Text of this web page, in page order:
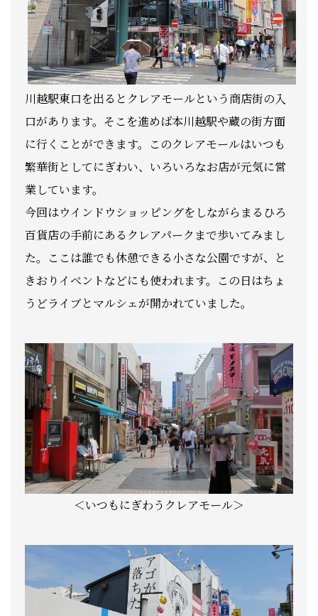
川越駅東口を出るとクレアモールという商店街の入
口があります。そこを進めば本川越駅や蔵の街方面
に行くことができます。このクレアモールはいつも
繁華街としてにぎわい、いろいろなお店が元気に営
業しています。
今回はウインドウショッピングをしながらまるひろ
百貨店の手前にあるクレアパークまで歩いてみまし
た。ここは誰でも休憩できる小さな公園ですが、と
きおりイベントなどにも使われます。この日はちょ
うどライブとマルシェが開かれていました。
＜いつもにぎわうクレアモール＞